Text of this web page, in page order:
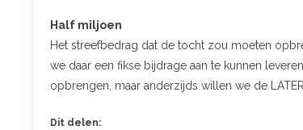
Half miljoen
Het streefbedrag dat de tocht zou moeten
we daar een fikse bijdrage aan te kunnen
opbrengen, maar anderzijds willen we de
Dit delen: